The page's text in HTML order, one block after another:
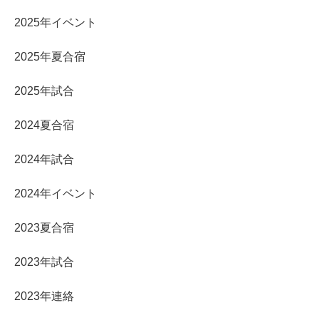
2025年イベント
2025年夏合宿
2025年試合
2024夏合宿
2024年試合
2024年イベント
2023夏合宿
2023年試合
2023年連絡